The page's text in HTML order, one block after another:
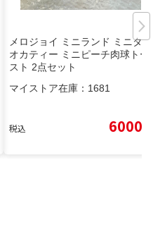
メロジョイ ミニランド ミニタピ
オカティー ミニピーチ肉球トー
スト 2点セット
マイストア在庫： 1681
税込 6000